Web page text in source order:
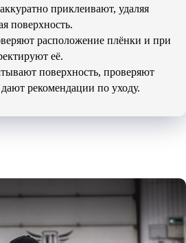
приклеивают, удаляя
поверхность.
расположение плёнки и при
её.
поверхность, проверяют
рекомендации по уходу.